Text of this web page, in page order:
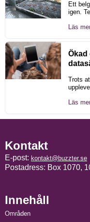
Ett
igen.
Läs
Ökad
Trots
Läs
Kontakt
E-post: kontakt@buzzter.se
Postadress: Box 1070,
Innehåll
Områden